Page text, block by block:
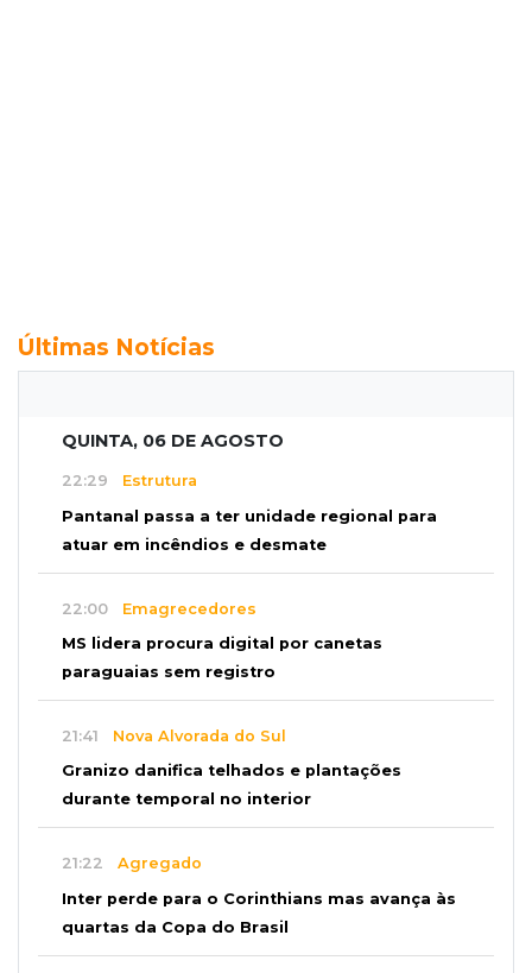
Últimas Notícias
QUINTA, 06 DE AGOSTO
22:29 Estrutura
Pantanal passa a ter unidade regional para
atuar em incêndios e desmate
22:00 Emagrecedores
MS lidera procura digital por canetas
paraguaias sem registro
21:41 Nova Alvorada do Sul
Granizo danifica telhados e plantações
durante temporal no interior
21:22 Agregado
Inter perde para o Corinthians mas avança às
quartas da Copa do Brasil